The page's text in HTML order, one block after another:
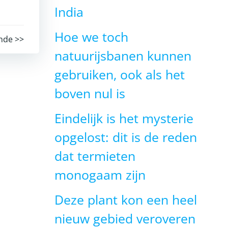
>>
India
Hoe we toch
natuurijsbanen kunnen
gebruiken, ook als het
boven nul is
Eindelijk is het mysterie
opgelost: dit is de reden
dat termieten
monogaam zijn
Deze plant kon een heel
nieuw gebied veroveren